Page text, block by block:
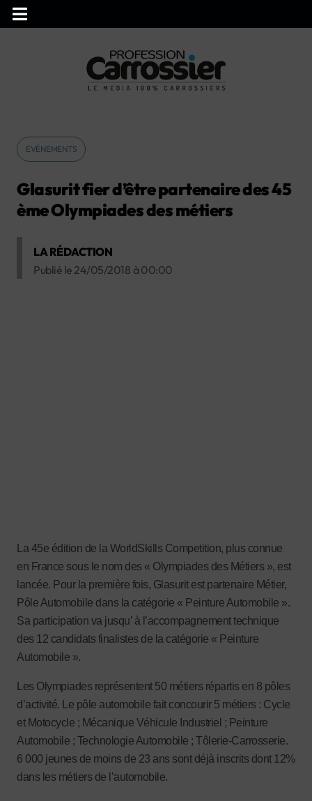
EVÉNEMENTS
Glasurit fier d’être partenaire des 45
ème Olympiades des métiers
LA RÉDACTION
Publié le 24/05/2018 à 00:00
La 45e édition de la WorldSkills Competition, plus connue
en France sous le nom des « Olympiades des Métiers », est
lancée. Pour la première fois, Glasurit est partenaire Métier,
Pôle Automobile dans la catégorie « Peinture Automobile ».
Sa participation va jusqu’ à l’accompagnement technique
des 12 candidats finalistes de la catégorie « Peinture
Automobile ».
Les Olympiades représentent 50 métiers répartis en 8 pôles
d’activité. Le pôle automobile fait concourir 5 métiers : Cycle
et Motocycle ; Mécanique Véhicule Industriel ; Peinture
Automobile ; Technologie Automobile ; Tôlerie-Carrosserie.
6 000 jeunes de moins de 23 ans sont déjà inscrits dont 12%
dans les métiers de l’automobile.